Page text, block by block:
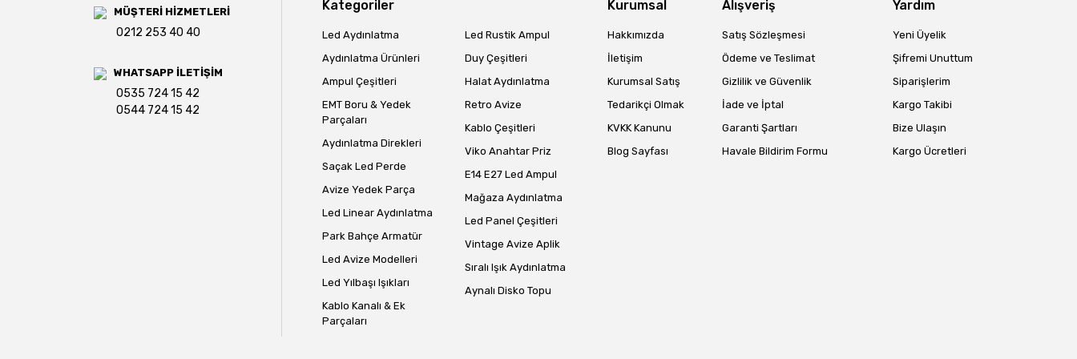
MÜŞTERİ HİZMETLERİ
0212 253 40 40
WHATSAPP İLETİŞİM
0535 724 15 42
0544 724 15 42
Kategoriler
Led Aydınlatma
Aydınlatma Ürünleri
Ampul Çeşitleri
EMT Boru & Yedek
Parçaları
Aydınlatma Direkleri
Saçak Led Perde
Avize Yedek Parça
Led Linear Aydınlatma
Park Bahçe Armatür
Led Avize Modelleri
Led Yılbaşı Işıkları
Kablo Kanalı & Ek
Parçaları
Led Rustik Ampul
Duy Çeşitleri
Halat Aydınlatma
Retro Avize
Kablo Çeşitleri
Viko Anahtar Priz
E14 E27 Led Ampul
Mağaza Aydınlatma
Led Panel Çeşitleri
Vintage Avize Aplik
Sıralı Işık Aydınlatma
Aynalı Disko Topu
Kurumsal
Hakkımızda
İletişim
Kurumsal Satış
Tedarikçi Olmak
KVKK Kanunu
Blog Sayfası
Alışveriş
Satış Sözleşmesi
Ödeme ve Teslimat
Gizlilik ve Güvenlik
İade ve İptal
Garanti Şartları
Havale Bildirim Formu
Yardım
Yeni Üyelik
Şifremi Unuttum
Siparişlerim
Kargo Takibi
Bize Ulaşın
Kargo Ücretleri